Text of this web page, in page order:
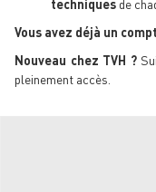
techniques de
Vous avez déjà un
Nouveau chez TVH ?
pleinement accès.